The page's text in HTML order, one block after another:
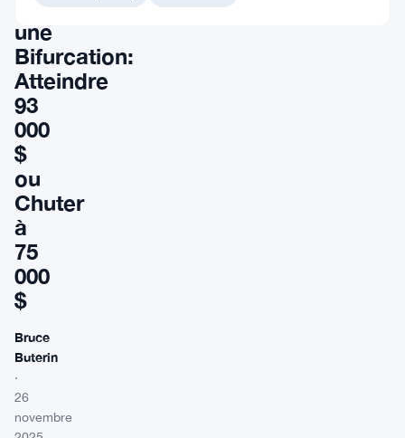
une
Bifurcation:
Atteindre
93
000
$
ou
Chuter
à
75
000
$
Bruce
Buterin
·
26
novembre